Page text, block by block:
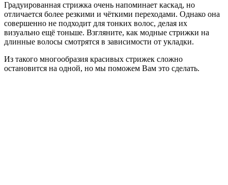
Градуированная стрижка очень напоминает каскад, но
отличается более резкими и чёткими переходами. Однако она
совершенно не подходит для тонких волос, делая их
визуально ещё тоньше. Взгляните, как модные стрижки на
длинные волосы смотрятся в зависимости от укладки.
Из такого многообразия красивых стрижек сложно
остановится на одной, но мы поможем Вам это сделать.